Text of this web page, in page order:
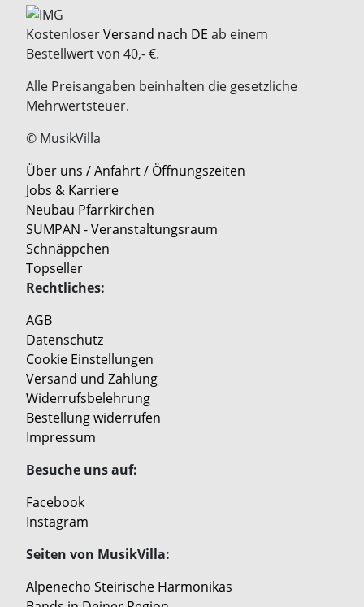
KostenloserVersand nach DE ab einem
Bestellwert von 40,- €.
Alle Preisangaben beinhalten die gesetzliche
Mehrwertsteuer.
© MusikVilla
Über uns / Anfahrt / Öffnungszeiten
Jobs & Karriere
Neubau Pfarrkirchen
SUMPAN - Veranstaltungsraum
Schnäppchen
Topseller
Rechtliches:
AGB
Datenschutz
Cookie Einstellungen
Versand und Zahlung
Widerrufsbelehrung
Bestellung widerrufen
Impressum
Besuche uns auf:
Facebook
Instagram
Seiten von MusikVilla:
Alpenecho Steirische Harmonikas